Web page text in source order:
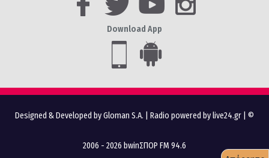
Download App
Designed & Developed by Gloman S.A. Radio powered by live24.gr | ©
2006 - 2026 bwinΣΠΟΡ FM 94.6